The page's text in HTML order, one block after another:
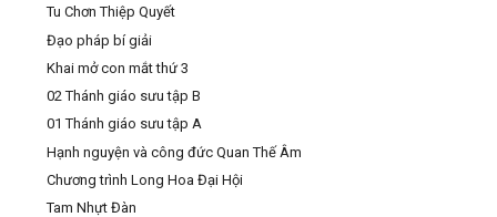
Tu Chơn Thiệp Quyết
Đạo pháp bí giải
Khai mở con mắt thứ 3
02 Thánh giáo sưu tập B
01 Thánh giáo sưu tập A
Hạnh nguyện và công đức Quan Thế Âm
Chương trình Long Hoa Đại Hội
Tam Nhựt Đàn